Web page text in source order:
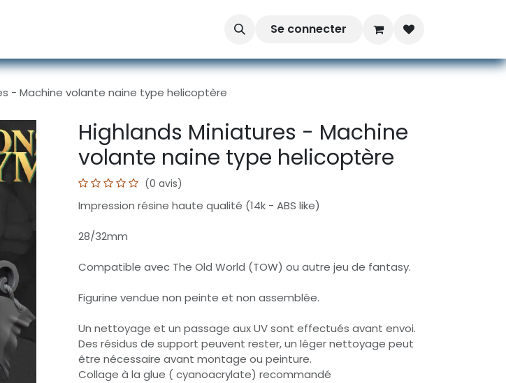
Se connecter
- Machine volante naine type helicoptère
Highlands Miniatures - Machine
volante naine type helicoptère
(0 avis)
Impression résine haute qualité (14k - ABS like)
28/32mm
Compatible avec The Old World (TOW) ou autre jeu de fantasy.
Figurine vendue non peinte et non assemblée.
Un nettoyage et un passage aux UV sont effectués avant envoi.
Des résidus de support peuvent rester, un léger nettoyage peut
être nécessaire avant montage ou peinture.
Collage à la glue ( cyanoacrylate) recommandé